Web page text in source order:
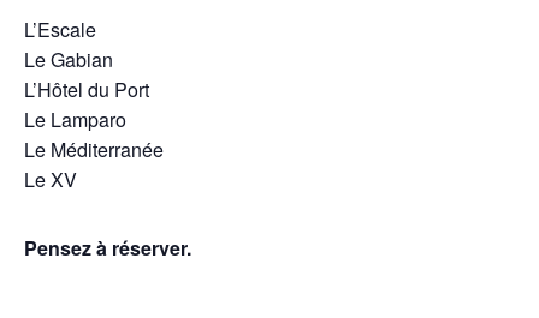
L’Escale
Le Gabian
L’Hôtel du Port
Le Lamparo
Le Méditerranée
Le XV
Pensez à réserver.